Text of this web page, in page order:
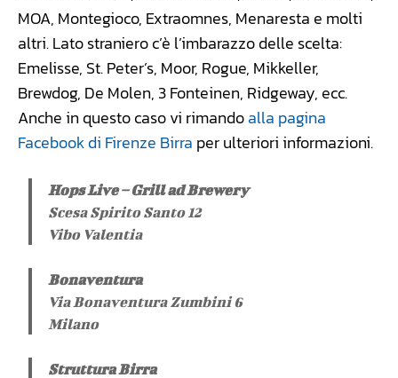
MOA, Montegioco, Extraomnes, Menaresta e molti
altri. Lato straniero c’è l’imbarazzo delle scelta:
Emelisse, St. Peter’s, Moor, Rogue, Mikkeller,
Brewdog, De Molen, 3 Fonteinen, Ridgeway, ecc.
Anche in questo caso vi rimandoalla pagina
Facebook di Firenze Birra per ulteriori informazioni.
Hops Live – Grill ad Brewery
Scesa Spirito Santo 12
Vibo Valentia
Bonaventura
Via Bonaventura Zumbini 6
Milano
Struttura Birra